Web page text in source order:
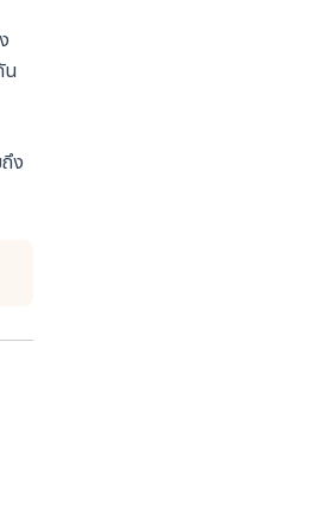
น
ง